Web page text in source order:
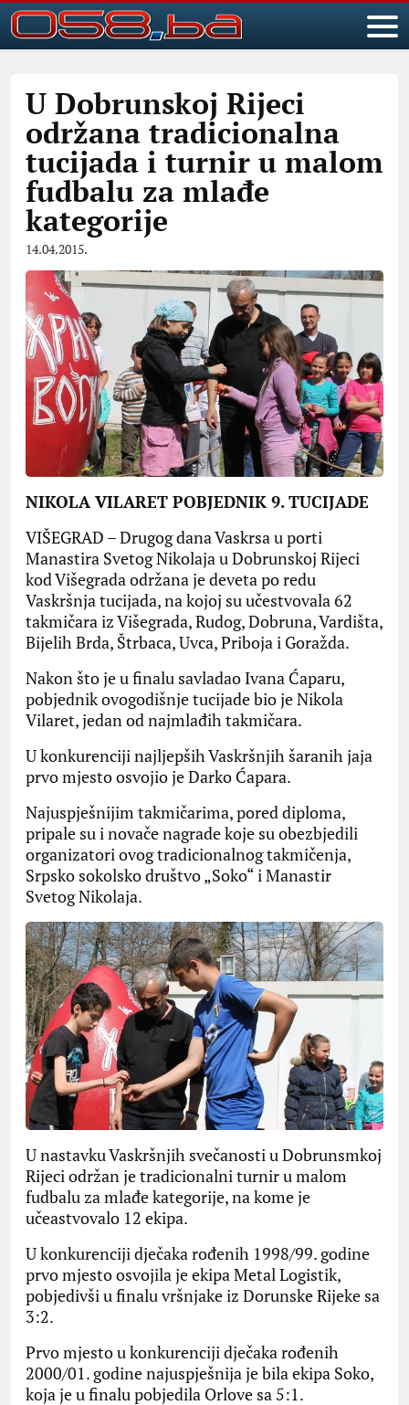
U Dobrunskoj Rijeci
održana tradicionalna
tucijada i turnir u malom
fudbalu za mlađe
kategorije
14.04.2015.
NIKOLA VILARET POBJEDNIK 9. TUCIJADE
VIŠEGRAD – Drugog dana Vaskrsa u porti
Manastira Svetog Nikolaja u Dobrunskoj Rijeci
kod Višegrada održana je deveta po redu
Vaskršnja tucijada, na kojoj su učestvovala 62
takmičara iz Višegrada, Rudog, Dobruna, Vardišta,
Bijelih Brda, Štrbaca, Uvca, Priboja i Goražda.
Nakon što je u finalu savladao Ivana Ćaparu,
pobjednik ovogodišnje tucijade bio je Nikola
Vilaret, jedan od najmlađih takmičara.
U konkurenciji najljepših Vaskršnjih šaranih jaja
prvo mjesto osvojio je Darko Ćapara.
Najuspješnijim takmičarima, pored diploma,
pripale su i novače nagrade koje su obezbjedili
organizatori ovog tradicionalnog takmičenja,
Srpsko sokolsko društvo „Soko“ i Manastir
Svetog Nikolaja.
U nastavku Vaskršnjih svečanosti u Dobrunsmkoj
Rijeci održan je tradicionalni turnir u malom
fudbalu za mlađe kategorije, na kome je
učeastvovalo 12 ekipa.
U konkurenciji dječaka rođenih 1998/99. godine
prvo mjesto osvojila je ekipa Metal Logistik,
pobjedivši u finalu vršnjake iz Dorunske Rijeke sa
3:2.
Prvo mjesto u konkurenciji dječaka rođenih
2000/01. godine najuspješnija je bila ekipa Soko,
koja je u finalu pobjedila Orlove sa 5:1.